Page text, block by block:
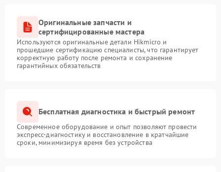
Оригинальные запчасти и
сертифицированные мастера
Используются оригинальные детали Hikmicro и
прошедшие сертификацию специалисты, что гарантирует
корректную работу после ремонта и сохранение
гарантийных обязательств
Бесплатная диагностика и быстрый ремонт
Современное оборудование и опыт позволяют провести
экспресс-диагностику и восстановление в кратчайшие
сроки, минимизируя время без устройства